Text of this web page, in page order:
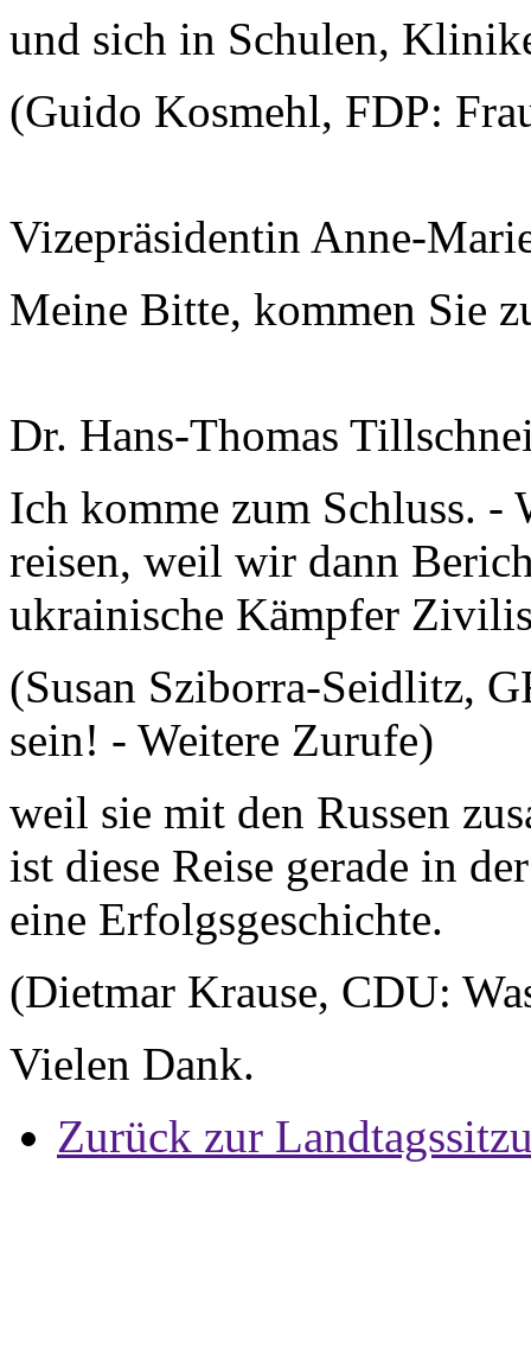
und sich in Schulen,
(Guido Kosmehl, FDP:
Vizepräsidentin Anne-
Meine Bitte, kommen Sie
Dr. Hans-Thomas
Ich komme zum Schluss. -
reisen, weil wir dann
ukrainische Kämpfer
(Susan Sziborra-Seidlitz,
sein! - Weitere Zurufe)
weil sie mit den Russen
ist diese Reise gerade in
eine Erfolgsgeschichte.
(Dietmar Krause, CDU:
Vielen Dank.
Zurück zur